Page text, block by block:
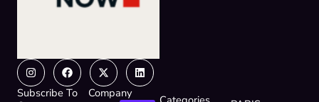
InstagramFacebook
X-
twitter
Linkedin
Subscribe To
Company